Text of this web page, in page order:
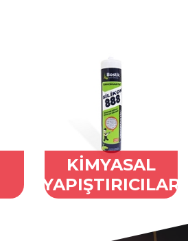
KİMYASAL
YAPIŞTIRICILAR